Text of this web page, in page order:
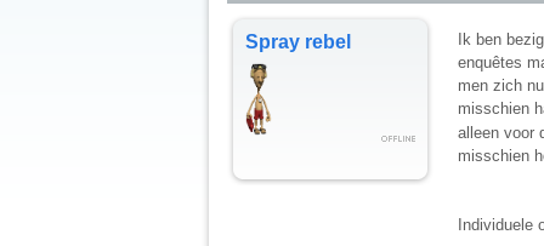
Spray rebel
Ik ben
enquêtes
men zich
misschien
alleen voor
misschien
Individuele